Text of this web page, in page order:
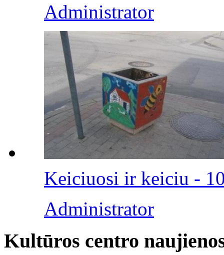
Administrator
Keiciuosi ir keiciu -
Administrator
Kultūros centro